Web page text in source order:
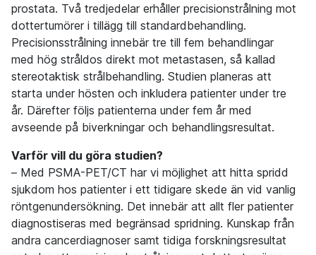
prostata. Två tredjedelar erhåller precisionstrålning mot
dottertumörer i tillägg till standardbehandling.
Precisionsstrålning innebär tre till fem behandlingar
med hög stråldos direkt mot metastasen, så kallad
stereotaktisk strålbehandling. Studien planeras att
starta under hösten och inkludera patienter under tre
år. Därefter följs patienterna under fem år med
avseende på biverkningar och behandlingsresultat.
Varför vill du göra studien?
– Med PSMA-PET/CT har vi möjlighet att hitta spridd
sjukdom hos patienter i ett tidigare skede än vid vanlig
röntgenundersökning. Det innebär att allt fler patienter
diagnostiseras med begränsad spridning. Kunskap från
andra cancerdiagnoser samt tidiga forskningsresultat